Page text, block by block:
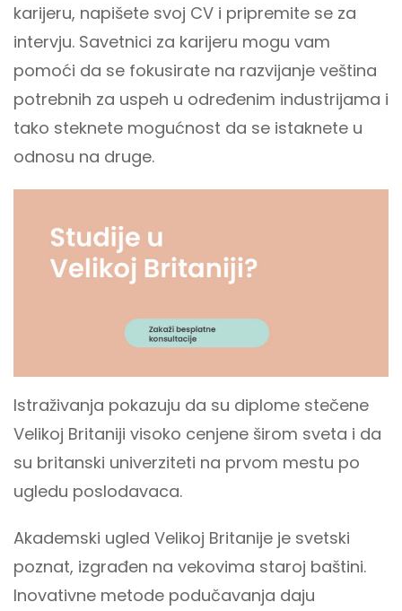
karijeru, napišete svoj CV i pripremite se za
intervju. Savetnici za karijeru mogu vam
pomoći da se fokusirate na razvijanje veština
potrebnih za uspeh u određenim industrijama i
tako steknete mogućnost da se istaknete u
odnosu na druge.
Istraživanja pokazuju da su diplome stečene
Velikoj Britaniji visoko cenjene širom sveta i da
su britanski univerziteti na prvom mestu po
ugledu poslodavaca.
Akademski ugled Velikoj Britanije je svetski
poznat, izgrađen na vekovima staroj baštini.
Inovativne metode podučavanja daju